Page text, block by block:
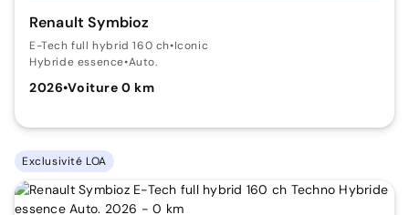
Renault Symbioz
E-Tech full hybrid 160 ch•Iconic
Hybride essence•Auto.
2026•Voiture 0 km
Exclusivité LOA